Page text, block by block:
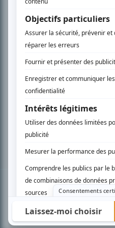
Liste des oeuvres
Termes et conditions
Politique de confidentialité
Gestion du consentement